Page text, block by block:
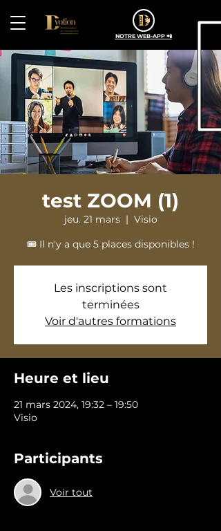
NOTRE WEB-APP 📲
test ZOOM (1)
jeu. 21 mars
  |
Visio
🎟️ Il n'y a que 5 places disponibles !
Les inscriptions sont
terminées
Voir d'autres formations
Heure et lieu
21 mars 2024, 19:32 – 19:50
Visio
Participants
Voir tout